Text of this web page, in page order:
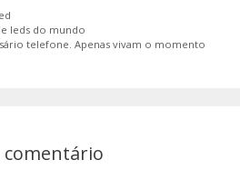
leds do mundo
telefone. Apenas vivam o momento
comentário